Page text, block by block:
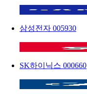
삼성전자 005930
SK하이닉스 000660